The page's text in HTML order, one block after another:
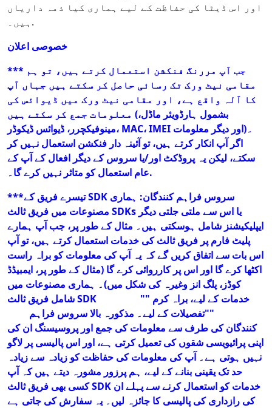
اور اس ڈیٹا کی حفاظت کے لیے ہماری کیا ذمہ داریاں
ہیں۔.
خصوصی اعلان
*** جب آپ مررنگ فنکشن استعمال کرتے ہیں، تو ہم
مقامی نیٹ ورک تک رسائی حاصل کر سکتے ہیں جہاں آپ
کا آلہ واقع ہے، اور مقامی نیٹ ورک میں ڈیوائس کی
معلومات جمع کر سکتے ہیں (بشمول ہارڈویئر ماڈل،
مینوفیکچرر، ڈیوائس ڈیکوڈر، MAC، IMEI اور دیگر معلومات)۔
اگر آپ انکار کرتے ہیں، تو آئینہ دار فنکشن استعمال نہیں کر
سکتے، لیکن یہ پروڈکٹ اور/یا سروس کے دیگر افعال کے آپ کے
عام استعمال کو متاثر نہیں کرے گا۔.
***تیسرے فریق کے SDK سروس فراہم کنندگان: ہماری
مصنوعات میں فریق ثالث SDKs یا اس سے ملتی جلتی دیگر
ایپلیکیشنز شامل ہوسکتی ہیں۔ مثال کے طور پر، جب آپ ہمارے
پلیٹ فارم پر فریق ثالث کی خدمات استعمال کرتے ہیں، تو آپ
اس بات سے اتفاق کریں گے کہ یہ آپ کی معلومات کو براہ راست
اکٹھا کرے گا اور اس پر کارروائی کرے گا (مثال کے طور پر، ایمبیڈڈ
کوڈز، پلگ انز وغیرہ کی شکل میں)۔ ہماری مصنوعات میں
شامل فریق ثالث SDK خدمات کے لیے، براہ کرم ""
""تفصیلات کے لیے۔ مذکورہ بالا سروس فراہم
کنندگان کی طرف سے معلومات کی جمع اور پروسیسنگ ان کی
اپنی پرائیویسی شقوں کی تعمیل کرتی ہے، اور اس پالیسی پر لاگو
نہیں ہوتی ہے۔ آپ کی معلومات کی حفاظت کو زیادہ سے زیادہ
حد تک یقینی بنانے کے لیے، ہم پرزور مشورہ دیتے ہیں کہ آپ
کسی بھی فریق ثالث SDK خدمات کو استعمال کرنے سے پہلے ان
کی رازداری کی پالیسی کا جائزہ لیں۔ یہ سفارش کی جاتی ہے